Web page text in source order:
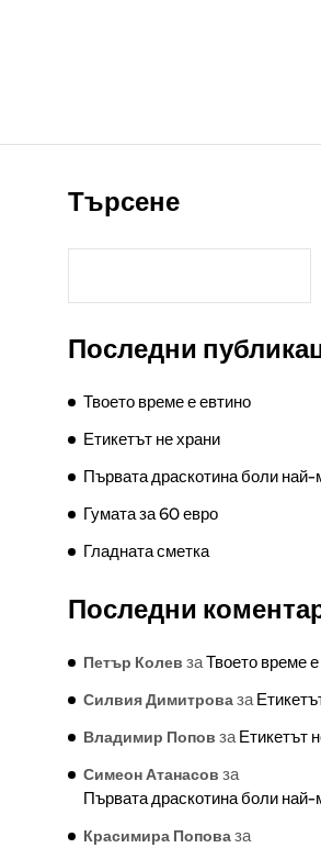
Търсене
Последни
Твоето време е евтино
Етикетът не храни
Първата драскотина боли най-
Гумата за 60 евро
Гладната сметка
Последни
Петър Колев заТвоето време
Силвия Димитроваза
Владимир Попов заЕтикетът
Симеон Атанасов за
Първата драскотина боли най-
Красимира Поповаза